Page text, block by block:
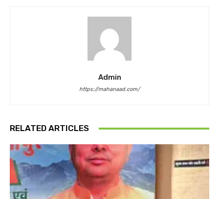
Admin
https://mahanaad.com/
RELATED ARTICLES